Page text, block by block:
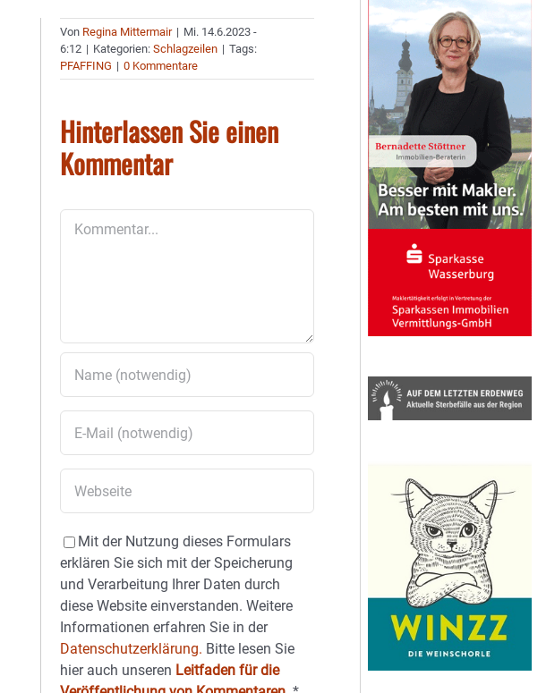
Von Regina Mittermair | Mi. 14.6.2023 -
6:12 | Kategorien:Schlagzeilen | Tags:
PFAFFING | 0 Kommentare
Hinterlassen Sie einen
Kommentar
Mit der Nutzung dieses Formulars
erklären Sie sich mit der Speicherung
und Verarbeitung Ihrer Daten durch
diese Website einverstanden. Weitere
Informationen erfahren Sie in der
Datenschutzerklärung. Bitte lesen Sie
hier auch unseren Leitfaden für die